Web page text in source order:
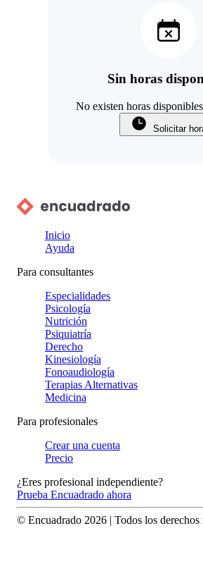
Sin horas
No existen horas
Solicitar
Inicio
Ayuda
Para consultantes
Especialidades
Psicología
Nutrición
Psiquiatría
Derecho
Kinesiología
Fonoaudiología
Terapias Alternativas
Medicina
Para profesionales
Crear una cuenta
Precio
¿Eres profesional independiente?
Prueba Encuadrado ahora
© Encuadrado 2026 | Todos los derechos